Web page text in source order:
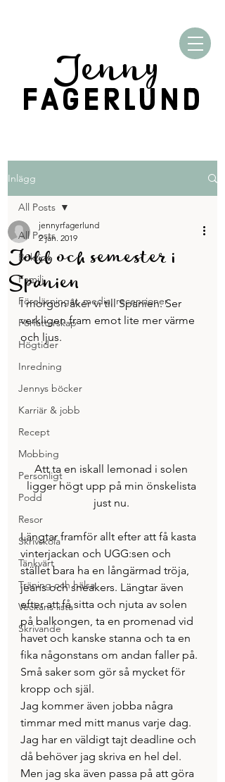
Jenny
FAGERLUND
Inlägg
All Posts
Boktips
Familj
Föreläsningar, media, recensioner
Författarskap
Högtider
Inredning
Jennys böcker
Karriär & jobb
Recept
Mobbing
Personligt
Podd
Resor
Skrivskola
Tänkvärt
Träning och hälsa
Veckans lista
Skrivande
All Posts
Jobb och semester i
Spanien
jennyrfagerlund
2 jan. 2019
I morgon åker vi till Spanien. Ser
verkligen fram emot lite mer värme
och ljus.
Att ta en iskall lemonad i solen
ligger högt upp på min önskelista
just nu.
Längtar framför allt efter att få kasta
vinterjackan och UGG:sen och
stället bara ha en långärmad tröja,
jeans och sneakers. Längtar även
efter att få sitta och njuta av solen
på balkongen, ta en promenad vid
havet och kanske stanna och ta en
fika någonstans om andan faller på.
Små saker som gör så mycket för
kropp och själ.
Jag kommer även jobba några
timmar med mitt manus varje dag.
Jag har en väldigt tajt deadline och
då behöver jag skriva en hel del.
Men jag ska även passa på att göra